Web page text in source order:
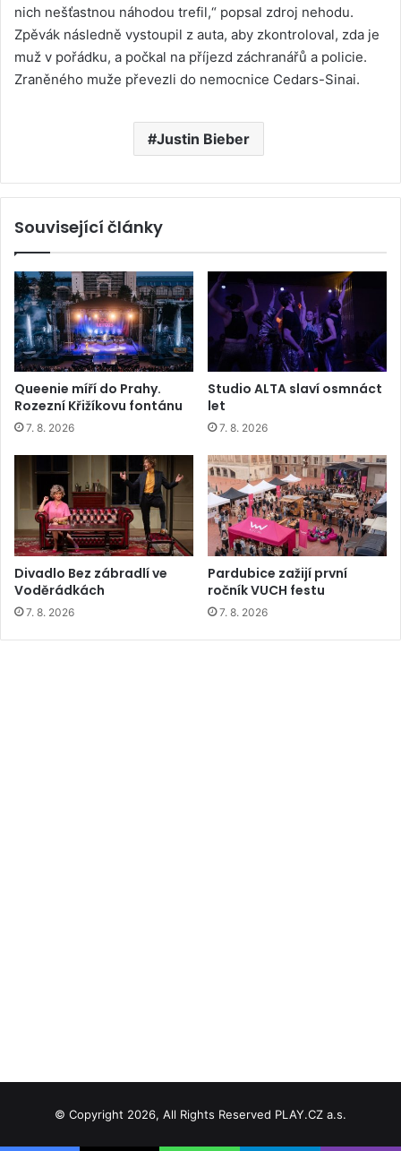
nich nešťastnou náhodou trefil,“ popsal zdroj nehodu.
Zpěvák následně vystoupil z auta, aby zkontroloval, zda je
muž v pořádku, a počkal na příjezd záchranářů a policie.
Zraněného muže převezli do nemocnice Cedars-Sinai.
Justin Bieber
Související články
Queenie míří do Prahy.
Rozezní Křižíkovu fontánu
7. 8. 2026
Studio ALTA slaví osmnáct
let
7. 8. 2026
Divadlo Bez zábradlí ve
Voděrádkách
7. 8. 2026
Pardubice zažijí první
ročník VUCH festu
7. 8. 2026
© Copyright 2026, All Rights Reserved PLAY.CZ a.s.